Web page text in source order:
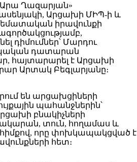
Ղազարյան»
Արցախի ՄԻՊ-ի և
իրավունքի
դիմումներ՝ Մարդու
դատարան
հայտարարել է Արցախի
Արտակ Բեգլարյանը։
են արցախցիների
պահանջներին՝
բնակիչների
տուն, հողամաս և
որը փոխկապակցված է
հետ։